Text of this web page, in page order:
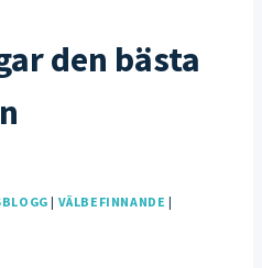
den bästa
| VÄLBEFINNANDE |